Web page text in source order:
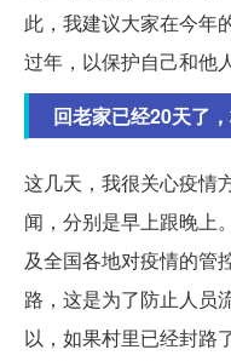
此，我建议大家在今年
过年，以保护自己和他
回老家已经20天了
这几天，我很关心疫情
闻，分别是早上跟晚上
及全国各地对疫情的管
路，这是为了防止人员
以，如果村里已经封路